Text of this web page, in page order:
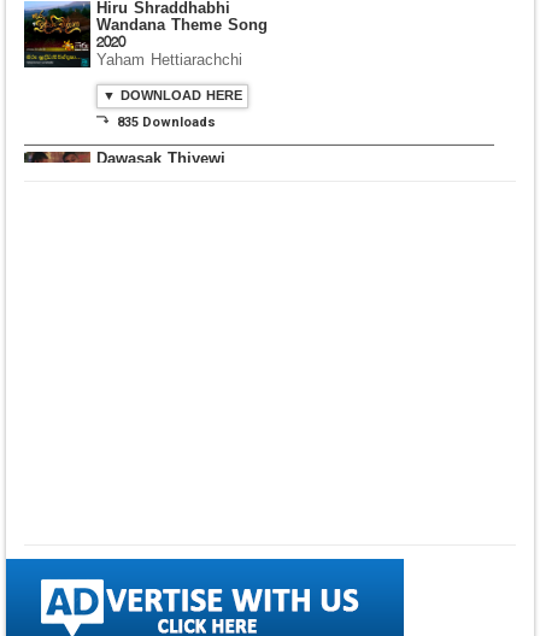
Hiru Shraddhabhi
Wandana Theme Song
2020
Yaham Hettiarachchi
▼ DOWNLOAD HERE
⤵ 835 Downloads
Dawasak Thiyewi
Sanka Dineth
▼ DOWNLOAD HERE
⤵ 2,116 Downloads